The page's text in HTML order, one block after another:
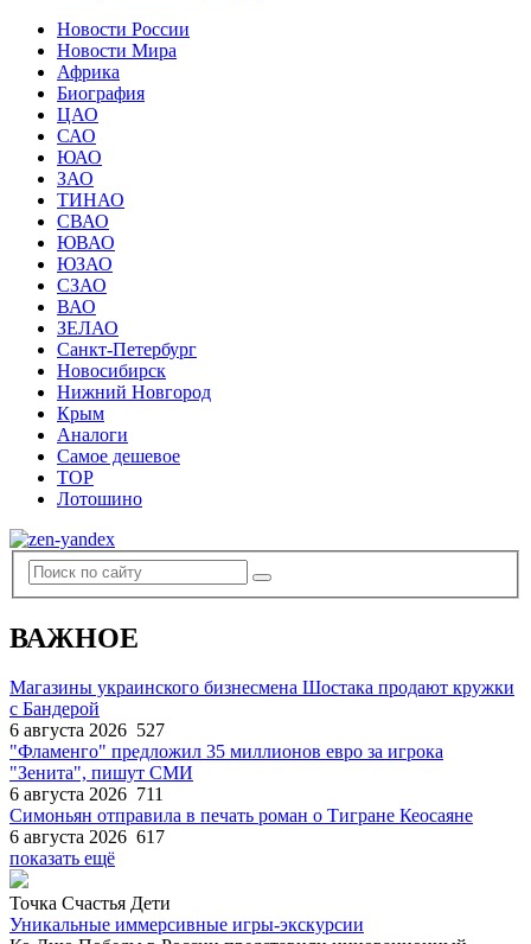
Новости России
Новости Мира
Африка
Биография
ЦАО
САО
ЮАО
ЗАО
ТИНАО
СВАО
ЮВАО
ЮЗАО
СЗАО
ВАО
ЗЕЛАО
Санкт-Петербург
Новосибирск
Нижний Новгород
Крым
Аналоги
Самое дешевое
TOP
Лотошино
ВАЖНОЕ
Магазины украинского бизнесмена Шостака продают кружки
с Бандерой
6 августа 2026 527
"Фламенго" предложил 35 миллионов евро за игрока
"Зенита", пишут СМИ
6 августа 2026 711
Симоньян отправила в печать роман о Тигране Кеосаяне
6 августа 2026 617
показать ещё
Точка Счастья Дети
Уникальные иммерсивные игры-экскурсии